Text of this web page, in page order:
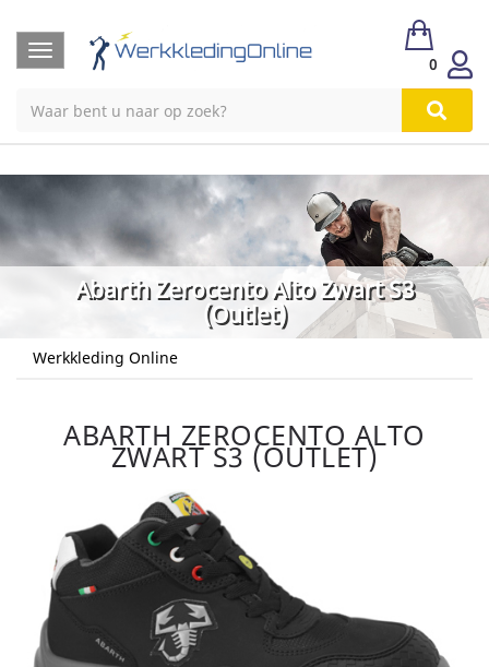
Toggle
navigation
0
Abarth Zerocento Alto Zwart S3
(Outlet)
Werkkleding Online
ABARTH ZEROCENTO ALTO
ZWART S3 (OUTLET)